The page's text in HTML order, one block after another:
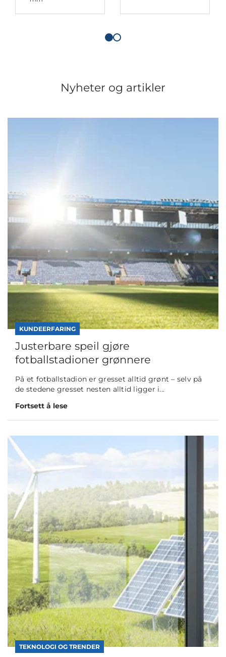
Nyheter og artikler
KUNDEERFARING
Justerbare speil gjøre
fotballstadioner grønnere
På et fotballstadion er gresset alltid grønt – selv på
de stedene gresset nesten alltid ligger i...
Fortsett å lese
TEKNOLOGI OG TRENDER